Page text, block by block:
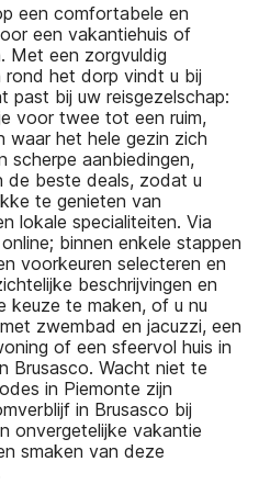
een comfortabele en
een vakantiehuis of
Met een zorgvuldig
het dorp vindt u bij
past bij uw reisgezelschap:
voor twee tot een ruim,
waar het hele gezin zich
scherpe aanbiedingen,
de beste deals, zodat u
te genieten van
lokale specialiteiten. Via
binnen enkele stappen
voorkeuren selecteren en
beschrijvingen en
keuze te maken, of u nu
zwembad en jacuzzi, een
of een sfeervol huis in
Brusasco. Wacht niet te
in Piemonte zijn
in Brusasco bij
onvergetelijke vakantie
smaken van deze